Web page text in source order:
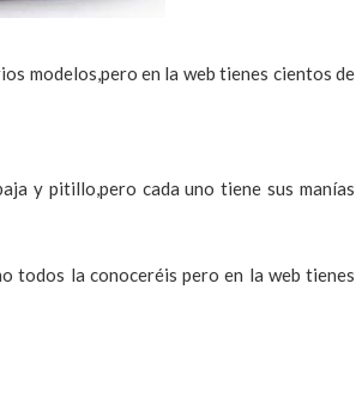
modelos,pero en la web tienes cientos de
y pitillo,pero cada uno tiene sus manías
todos la conoceréis pero en la web tienes